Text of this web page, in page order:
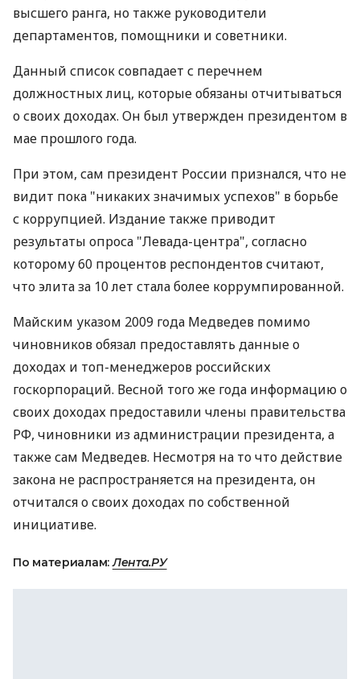
высшего ранга, но также руководители
департаментов, помощники и советники.
Данный список совпадает с перечнем
должностных лиц, которые обязаны отчитываться
о своих доходах. Он был утвержден президентом в
мае прошлого года.
При этом, сам президент России признался, что не
видит пока "никаких значимых успехов" в борьбе
с коррупцией. Издание также приводит
результаты опроса "Левада-центра", согласно
которому 60 процентов респондентов считают,
что элита за 10 лет стала более коррумпированной.
Майским указом 2009 года Медведев помимо
чиновников обязал предоставлять данные о
доходах и топ-менеджеров российских
госкорпораций. Весной того же года информацию о
своих доходах предоставили члены правительства
РФ, чиновники из администрации президента, а
также сам Медведев. Несмотря на то что действие
закона не распространяется на президента, он
отчитался о своих доходах по собственной
инициативе.
По материалам:Лента.РУ